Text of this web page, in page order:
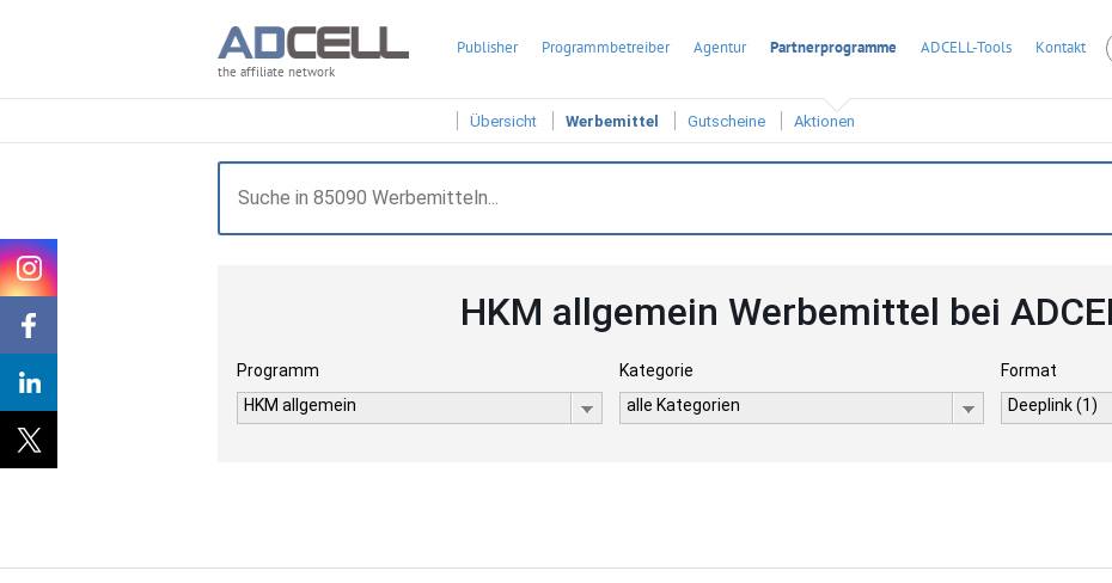
the affiliate network
Publisher Programmbetreiber Agentur Partnerprogramme ADCELL-Tools Kontakt
Übersicht Werbemittel Gutscheine Aktionen
HKM allgemein Werbemittel bei
Programm
HKM allgemein
Kategorie
alle Kategorien
Format
Deeplink (1)